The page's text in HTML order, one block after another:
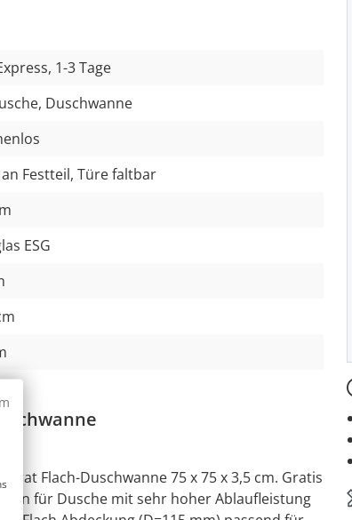
1-3 Tage
Duschwanne
Festteil, Türe faltbar
ESG
Flach-Duschwanne 75 x 75 x 3,5 cm. Gratis
für Dusche mit sehr hoher Ablaufleistung